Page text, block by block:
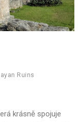
Ruins
krásně spojuje